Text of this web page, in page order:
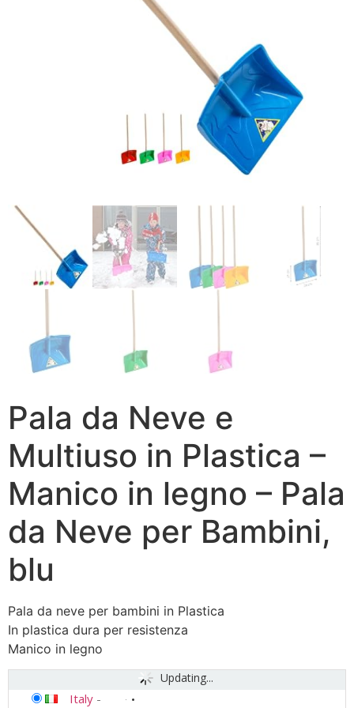
Pala da Neve e
Multiuso in Plastica –
Manico in legno – Pala
da Neve per Bambini,
blu
Pala da neve per bambini in Plastica
In plastica dura per resistenza
Manico in legno
Updating...
Italy -